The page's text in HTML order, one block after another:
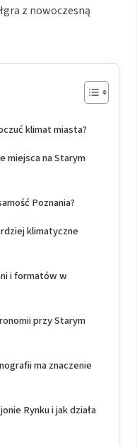
z nowoczesną
klimat miasta?
miejsca na Starym
Poznania?
klimatyczne
i formatów w
przy Starym
ma znaczenie
Rynku i jak działa